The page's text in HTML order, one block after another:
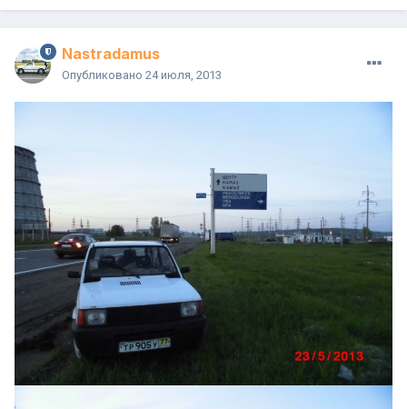
Nastradamus
Опубликовано 24 июля, 2013